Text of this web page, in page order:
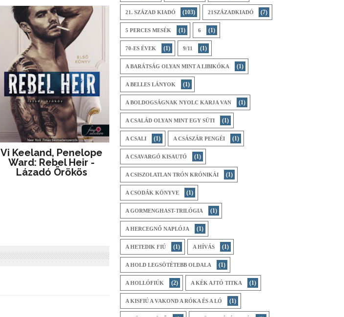
Vi Keeland, Penelope
Ward: Rebel Heir -
Lázadó Örökös
21. SZÁZAD KIADÓ (103) 21SZÁZADKIADÓ (7)
5 PERCES MESÉK (1) 6 (1)
70-ES ÉVEK (1) 9/11 (1)
A BARÁTSÁG OLYAN MINT A LIBIKÓKA (1)
A BELLES LÁNYOK (1)
A BOLDOGSÁGNAK NYOLC KARJA VAN (1)
A CSALÁD OLYAN MINT EGY SÜTI (1)
A CSALI (1) A CSÁSZÁR PENGÉI (1)
A CSAVARGÓ KISAUTÓ (1)
A CSISZOLATLAN TRÓN KRÓNIKÁI (1)
A CSODÁK KÖNYVE (1)
A GORMENGHAST-TRILÓGIA (1)
A HERCEGNŐ NAPLÓJA (1)
A HETEDIK FIÚ (1) A HÍVÁS (1)
A HOLD LEGSÖTÉTEBB OLDALA (1)
A HOLLÓFIÚK (2) A KÉK AJTÓ TITKA (1)
A KISFIÚ A VAKOND A RÓKA ÉS A LÓ (1)